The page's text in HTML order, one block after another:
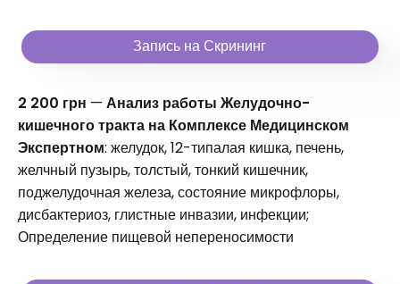
Запись на Скрининг
2 200 грн — Анализ работы Желудочно-
кишечного тракта на Комплексе Медицинском
Экспертном: желудок, 12-типалая кишка, печень,
желчный пузырь, толстый, тонкий кишечник,
поджелудочная железа, состояние микрофлоры,
дисбактериоз, глистные инвазии, инфекции;
Определение пищевой непереносимости